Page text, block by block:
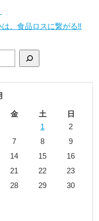
、食品ロスに繋がる‼︎
金 土
日
1
2
7 8
9
14 15
16
21 22
23
28 29
30